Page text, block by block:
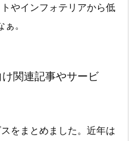
やインフォテリアから低
。
関連記事やサービ
をまとめました。近年は